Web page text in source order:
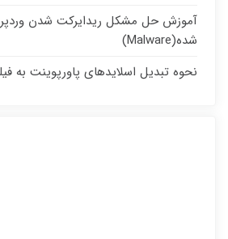
آموزش حل مشکل ریدایرکت شدن
شده(Malware)
نحوه تبدیل اسلایدهای پاورپوینت به